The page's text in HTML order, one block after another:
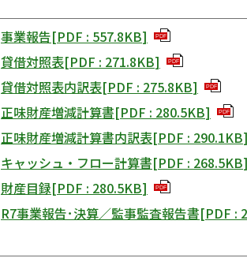
事業報告[PDF : 557.8KB] PDF
貸借対照表[PDF : 271.8KB] PDF
貸借対照表内訳表[PDF : 275.8KB] PDF
正味財産増減計算書[PDF : 280.5KB] PDF
正味財産増減計算書内訳表[PDF : 290.1KB]
キャッシュ・フロー計算書[PDF : 268.5KB]
財産目録[PDF : 280.5KB] PDF
R7事業報告･決算／監事監査報告書[PDF :